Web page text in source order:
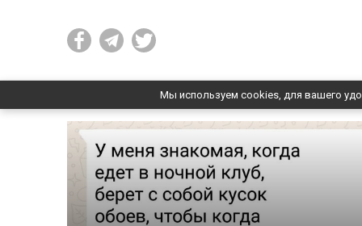
Мы используем cookies, для вашего